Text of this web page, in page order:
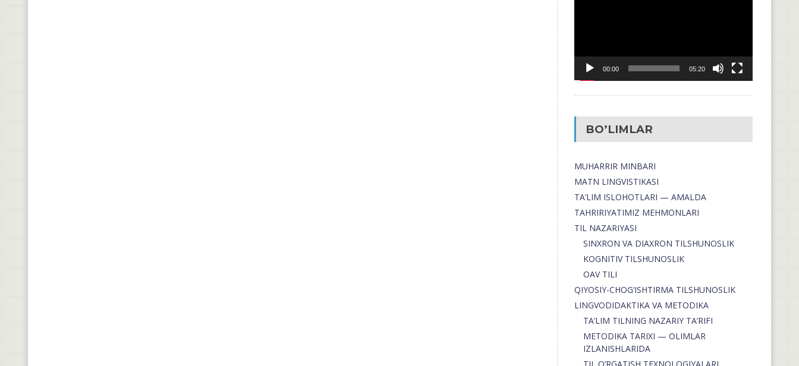
00:00 05:20
BO’LIMLAR
MUHARRIR MINBARI
MATN LINGVISTIKASI
TA’LIM ISLOHOTLARI — AMALDA
TAHRIRIYATIMIZ MEHMONLARI
TIL NAZARIYASI
SINXRON VA DIAXRON TILSHUNOSLIK
KOGNITIV TILSHUNOSLIK
OAV TILI
QIYOSIY-CHOG‘ISHTIRMA TILSHUNOSLIK
LINGVODIDAKTIKA VA METODIKA
TA’LIM TILNING NAZARIY TA’RIFI
METODIKA TARIXI — OLIMLAR
IZLANISHLARIDA